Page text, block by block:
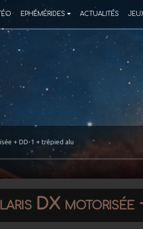
EPHÉMÉRIDES ACTUALITÉS
+ DD-1 + trépied alu
DX motorisée